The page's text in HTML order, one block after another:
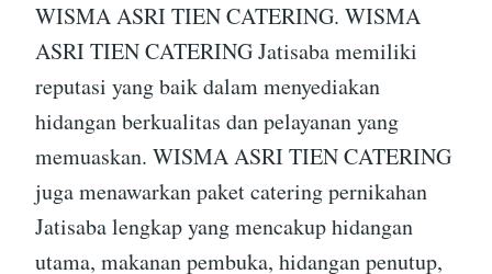
WISMA ASRI TIEN CATERING. WISMA
ASRI TIEN CATERING Jatisaba memiliki
reputasi yang baik dalam menyediakan
hidangan berkualitas dan pelayanan yang
memuaskan. WISMA ASRI TIEN CATERING
juga menawarkan paket catering pernikahan
Jatisaba lengkap yang mencakup hidangan
utama, makanan pembuka, hidangan penutup,